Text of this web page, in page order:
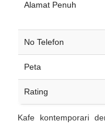
Alamat Penuh
No Telefon
Peta
Rating
Kafe kontemporari